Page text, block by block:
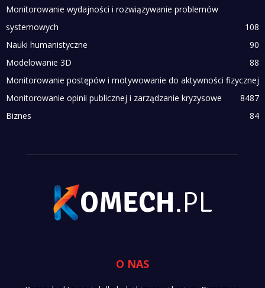
Monitorowanie wydajności i rozwiązywanie problemów
systemowych
108
Nauki humanistyczne
90
Modelowanie 3D
88
Monitorowanie postępów i motywowanie do aktywności fizycznej
87
Monitorowanie opinii publicznej i zarządzanie kryzysowe
84
Biznes
84
O NAS